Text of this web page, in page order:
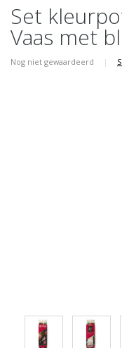
Set
Vaas met
Nog niet gewaardeerd |